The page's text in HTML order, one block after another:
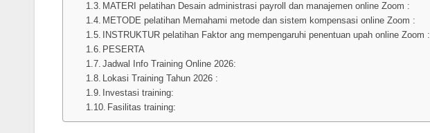
MATERI pelatihan Desain administrasi payroll dan manajemen online Zoom :
METODE pelatihan Memahami metode dan sistem kompensasi online Zoom :
INSTRUKTUR pelatihan Faktor ang mempengaruhi penentuan upah online Zoom :
PESERTA
Jadwal Info Training Online 2026:
Lokasi Training Tahun 2026 :
Investasi training:
Fasilitas training: